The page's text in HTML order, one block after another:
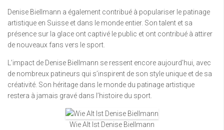
Denise Biellmann a également contribué à populariser le patinage
artistique en Suisse et dans le monde entier. Son talent et sa
présence sur la glace ont captivé le public et ont contribué à attirer
de nouveaux fans vers le sport.
L’impact de Denise Biellmann se ressent encore aujourd’hui, avec
de nombreux patineurs qui s’inspirent de son style unique et de sa
créativité. Son héritage dans le monde du patinage artistique
restera à jamais gravé dans l’histoire du sport.
Wie Alt Ist Denise Biellmann